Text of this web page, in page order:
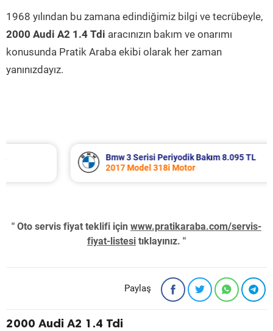
1968 yılından bu zamana edindiğimiz bilgi ve tecrübeyle,
2000 Audi A2 1.4 Tdi aracınızın bakım ve onarımı
konusunda Pratik Araba ekibi olarak her zaman
yanınızdayız.
Bmw 3 Serisi Periyodik Bakım 8.095 TL
2017 Model 318i Motor
" Oto servis fiyat teklifi için www.pratikaraba.com/servis-
fiyat-listesi tıklayınız. "
Paylaş
2000 Audi A2 1.4 Tdi